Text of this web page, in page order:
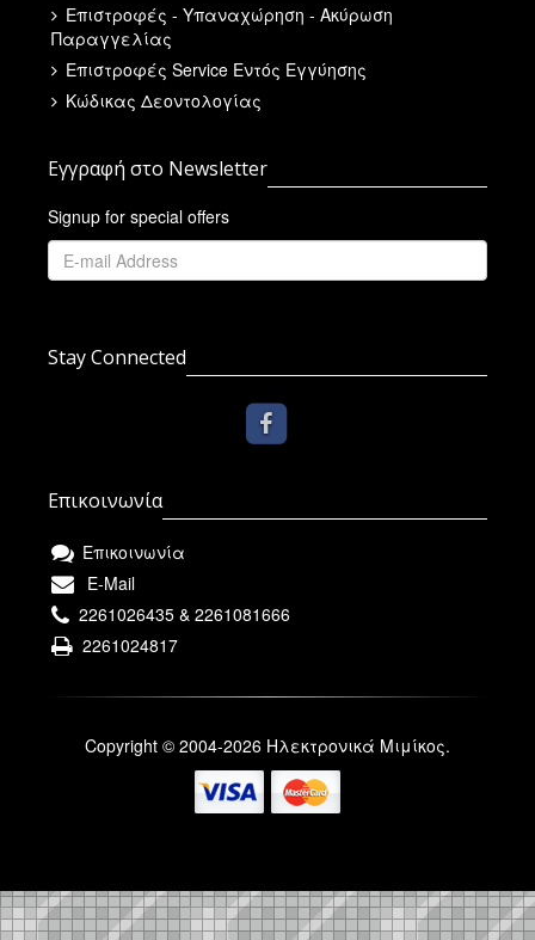
Επιστροφές - Υπαναχώρηση - Ακύρωση
Παραγγελίας
Επιστροφές Service Εντός Εγγύησης
Κώδικας Δεοντολογίας
Εγγραφή στο Newsletter
Signup for special offers
Stay Connected
Επικοινωνία
Επικοινωνία
E-Mail
2261026435 & 2261081666
2261024817
Copyright © 2004-2026 Ηλεκτρονικά Μιμίκος.